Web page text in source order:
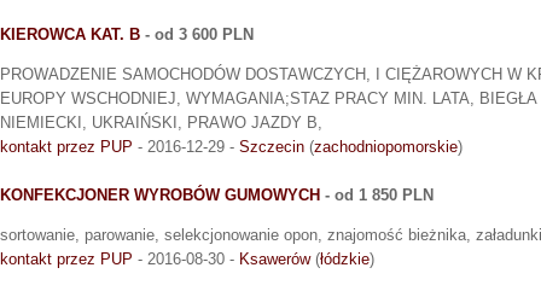
KIEROWCA KAT. B - od 3 600 PLN
PROWADZENIE SAMOCHODÓW DOSTAWCZYCH, I CIĘŻAROWYCH W
EUROPY WSCHODNIEJ, WYMAGANIA;STAZ PRACY MIN. LATA,
NIEMIECKI, UKRAIŃSKI, PRAWO JAZDY B,
kontakt przez PUP - 2016-12-29 - Szczecin (zachodniopomorskie)
KONFEKCJONER WYROBÓW GUMOWYCH - od 1 850 PLN
sortowanie, parowanie, selekcjonowanie opon, znajomość bieżnika, załadunki
kontakt przez PUP - 2016-08-30 - Ksawerów(łódzkie)